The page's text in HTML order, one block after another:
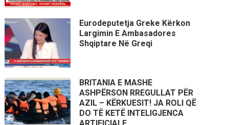
Eurodeputetja Greke Kërkon
Largimin E Ambasadores
Shqiptare Në Greqi
BRITANIA E MASHE
ASHPËRSON RREGULLAT PËR
AZIL – KËRKUESIT! JA ROLI QË
DO TË KETË INTELIGJENCA
ARTIFICIALE